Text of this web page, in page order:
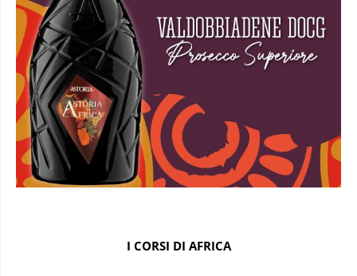
I CORSI DI AFRICA